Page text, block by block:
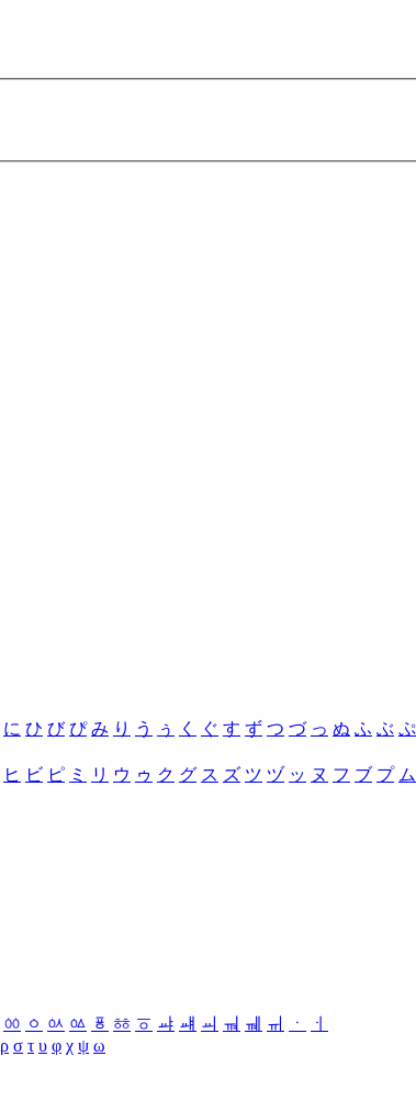
に ひ び ぴ み り う ぅ く ぐ す ず つ づ っ ぬ ふ ぶ ぷ
ヒ ビ ピ ミ リ ウ ゥ ク グ ス ズ ツ ヅ ッ ヌ フ ブ プ ム
ㆀ ㆁ ㆂ ㆃ ㆄ ㆅ ㆆ ㆇ ㆈ ㆉ ㆊ ㆋ ㆌ ㆍ
ㆎ
ρ σ τ υ φ χ ψ ω